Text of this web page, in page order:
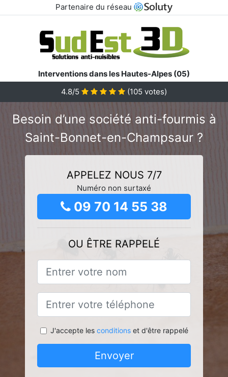
Partenaire du réseau
Interventions dans les Hautes-Alpes (05)
4.8/5
(105 votes)
Besoin d’une société anti-fourmis à
Saint-Bonnet-en-Champsaur ?
APPELEZ NOUS 7/7
Numéro non surtaxé
09 70 14 55 38
OU ÊTRE RAPPELÉ
J'accepte les conditionset d'être rappelé
Envoyer